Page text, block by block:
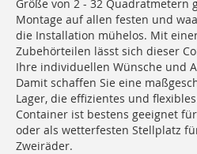
Größe von 2 - 32 Quadratmetern
Montage auf allen festen und
die Installation mühelos. Mit
Zubehörteilen lässt sich dieser
Ihre individuellen Wünsche und
Damit schaffen Sie eine
Lager, die effizientes und
Container ist bestens geeignet
oder als wetterfesten Stellplatz
Zweiräder.